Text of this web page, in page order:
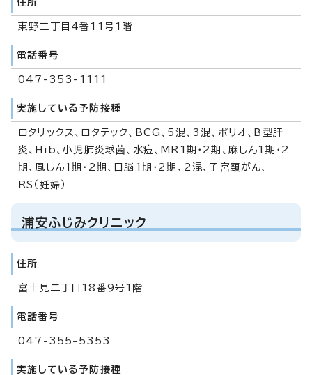
住所
東野三丁目4番11号1階
電話番号
047-353-1111
実施している予防接種
ロタリックス、ロタテック、BCG、5混、3混、ポリオ、B型肝
炎、Hib、小児肺炎球菌、水痘、MR1期・2期、麻しん1期・2
期、風しん1期・2期、日脳1期・2期、2混、子宮頸がん、
RS（妊婦）
浦安ふじみクリニック
住所
富士見二丁目18番9号1階
電話番号
047-355-5353
実施している予防接種